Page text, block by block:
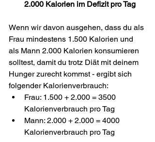
2.000 Kalorien im Defizit pro Tag
Wenn wir davon ausgehen, dass du als
Frau mindestens 1.500 Kalorien und
als Mann 2.000 Kalorien konsumieren
solltest, damit du trotz Diät mit deinem
Hunger zurecht kommst - ergibt sich
folgender Kalorienverbrauch:
Frau: 1.500 + 2.000 = 3500
Kalorienverbrauch pro Tag
Mann: 2.000 + 2.000 = 4000
Kalorienverbrauch pro Tag